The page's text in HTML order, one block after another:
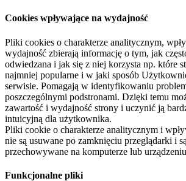
Cookies wpływające na wydajność
Pliki cookies o charakterze analitycznym,
wydajność zbierają informację o tym, jak
odwiedzana i jak się z niej korzysta np. które
najmniej popularne i w jaki sposób
serwisie. Pomagają w identyfikowaniu
poszczególnymi podstronami. Dzięki temu
zawartość i wydajność strony i uczynić ją
intuicyjną dla użytkownika.
Pliki cookie o charakterze analitycznym i
nie są usuwane po zamknięciu przeglądarki i
przechowywane na komputerze lub
Funkcjonalne pliki